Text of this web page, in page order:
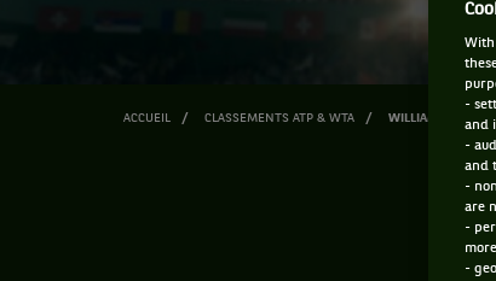
ACCUEIL CLASSEMENTS ATP & WTA WILLIAM
With
-
and
-
and
-
are
-
-